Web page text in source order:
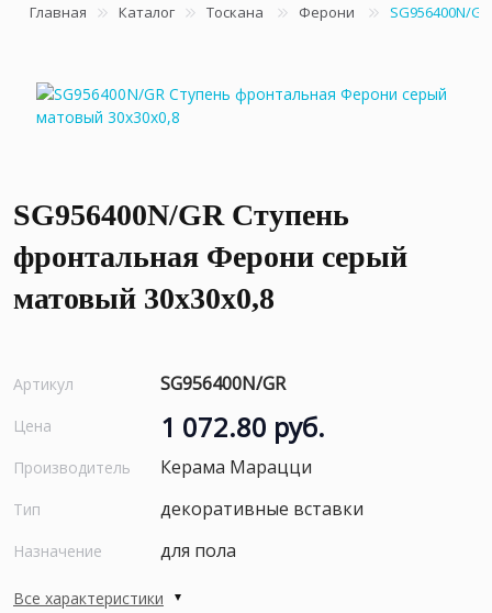
Главная Каталог Тоскана Ферони SG956400N/
SG956400N/GR Ступень
фронтальная Ферони серый
матовый 30x30x0,8
Артикул SG956400N/GR
Цена 1 072.80 руб.
Производитель Керама Марацци
Тип декоративные вставки
Назначение для пола
Все характеристики